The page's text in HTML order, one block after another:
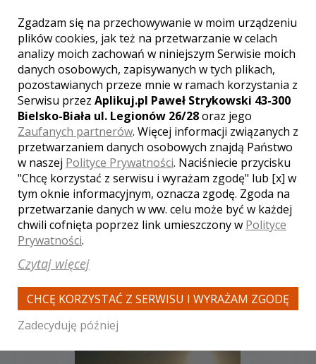
WYŚWIETLEŃ:2819
KOMENTARZY: 1
WYŚWIETLEŃ:1511
KOMENTARZY: 0
WYŚWIETLEŃ:
Zgadzam się na przechowywanie w moim urządzeniu
plików cookies, jak też na przetwarzanie w celach
analizy moich zachowań w niniejszym Serwisie moich
danych osobowych, zapisywanych w tych plikach,
pozostawianych przeze mnie w ramach korzystania z
Serwisu przez Aplikuj.pl Paweł Strykowski 43-300
Bielsko-Biała ul. Legionów 26/28oraz jego
Zaufanych partnerów. Więcej informacji związanych z
przetwarzaniem danych osobowych znajdą Państwo
w naszej Polityce Prywatności. Naciśniecie przycisku
"Chcę korzystać z serwisu i wyrażam zgodę" lub [x] w
tym oknie informacyjnym, oznacza zgodę. Zgoda na
przetwarzanie danych w ww. celu może być w każdej
chwili cofnięta poprzez link umieszczony w Polityce
Prywatności.
Czytaj więcej
CHCĘ KORZYSTAĆ Z SERWISU I WYRAŻAM ZGODĘ
Zadecyduję później